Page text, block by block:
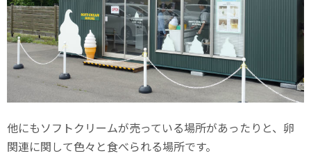
他にもソフトクリームが売っている場所があったりと、卵
関連に関して色々と食べられる場所です。